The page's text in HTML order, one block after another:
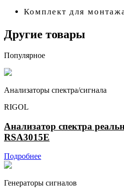
Комплект для
Другие товары
Популярное
Анализаторы спектра/сигнала
RIGOL
Анализатор спектра
RSA3015E
Подробнее
Генераторы сигналов